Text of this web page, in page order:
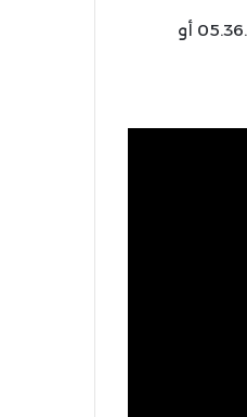
تتواجد NOVA بشارع الجيش الملكي بالناظور، ويمكن التواصل معها عبر الهاتف 05.36.60.62.60 أو